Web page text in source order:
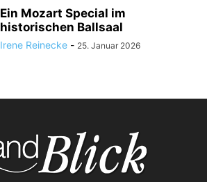
Ein Mozart Special im
historischen Ballsaal
Irene Reinecke - 25. Januar 2026